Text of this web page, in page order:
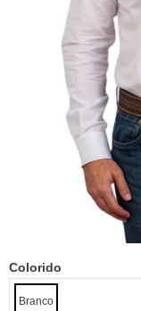
Colorido
Branco